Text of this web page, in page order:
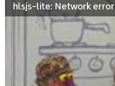
hlsjs-lite: Network error